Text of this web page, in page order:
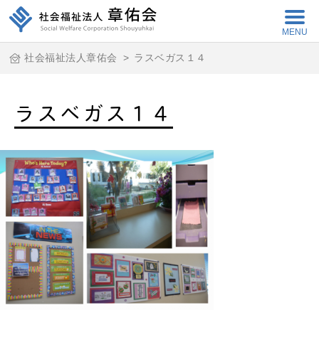
MENU
社会福祉法人章佑会 > ラスベガス１４
ラスベガス１４